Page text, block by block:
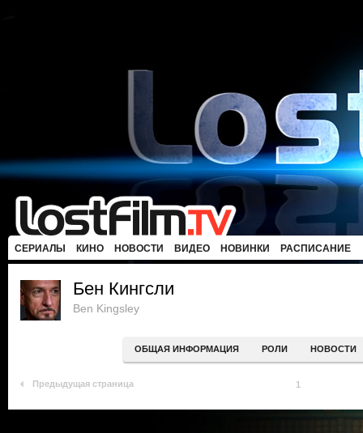
СЕРИАЛЫ КИНО НОВОСТИ ВИДЕО НОВИНКИ РАСПИСАНИЕ
Бен Кингсли
Ben Kingsley
ОБЩАЯ ИНФОРМАЦИЯ РОЛИ НОВОСТИ
Предыдущая страница 1